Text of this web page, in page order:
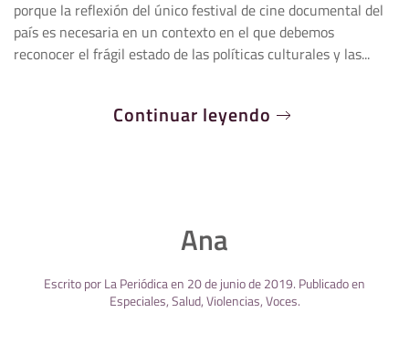
porque la reflexión del único festival de cine documental del
país es necesaria en un contexto en el que debemos
reconocer el frágil estado de las políticas culturales y las...
Continuar leyendo
Ana
Escrito porLa Periódicaen 20 de junio de 2019. Publicado en
Especiales,Salud,Violencias,Voces.